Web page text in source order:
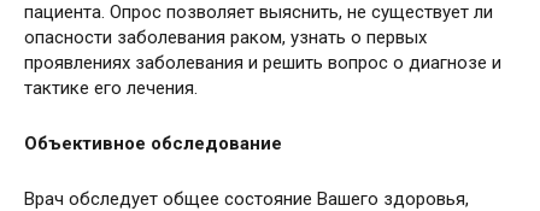
пациента. Опрос позволяет выяснить, не существует ли
опасности заболевания раком, узнать о первых
проявлениях заболевания и решить вопрос о диагнозе и
тактике его лечения.
Объективное обследование
Врач обследует общее состояние Вашего здоровья,